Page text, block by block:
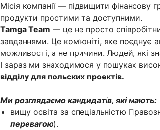
Місія компанії — підвищити фінансову
продукти простими та доступними.
Tamga Team — це не просто
завданнями. Це ком’юніті, яке
можливості, а не причини. Людей, які
І зараз ми знаходимося у пошуках
відділу для польских проектів.
Ми розглядаємо кандидатів, які мають:
вищу освіта за спеціальністю
перевагою).